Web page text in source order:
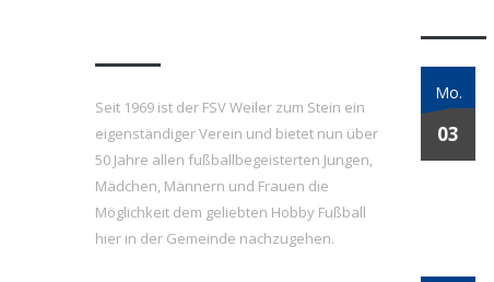
Seit 1969 ist der FSV Weiler zum Stein ein
eigenständiger Verein und bietet nun über
50 Jahre allen fußballbegeisterten Jungen,
Mädchen, Männern und Frauen die
Möglichkeit dem geliebten Hobby Fußball
hier in der Gemeinde nachzugehen.
Mo.
03